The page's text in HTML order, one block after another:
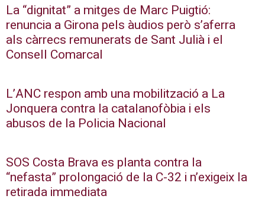
La “dignitat” a mitges de Marc Puigtió:
renuncia a Girona pels àudios però s’aferra
als càrrecs remunerats de Sant Julià i el
Consell Comarcal
L’ANC respon amb una mobilització a La
Jonquera contra la catalanofòbia i els
abusos de la Policia Nacional
SOS Costa Brava es planta contra la
“nefasta” prolongació de la C-32 i n’exigeix la
retirada immediata